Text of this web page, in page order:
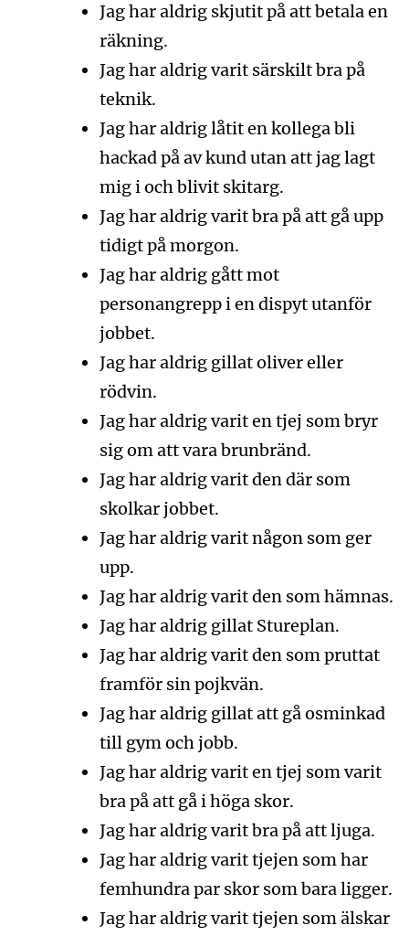
Jag har aldrig skjutit på att betala en
räkning.
Jag har aldrig varit särskilt bra på
teknik.
Jag har aldrig låtit en kollega bli
hackad på av kund utan att jag lagt
mig i och blivit skitarg.
Jag har aldrig varit bra på att gå upp
tidigt på morgon.
Jag har aldrig gått mot
personangrepp i en dispyt utanför
jobbet.
Jag har aldrig gillat oliver eller
rödvin.
Jag har aldrig varit en tjej som bryr
sig om att vara brunbränd.
Jag har aldrig varit den där som
skolkar jobbet.
Jag har aldrig varit någon som ger
upp.
Jag har aldrig varit den som hämnas.
Jag har aldrig gillat Stureplan.
Jag har aldrig varit den som pruttat
framför sin pojkvän.
Jag har aldrig gillat att gå osminkad
till gym och jobb.
Jag har aldrig varit en tjej som varit
bra på att gå i höga skor.
Jag har aldrig varit bra på att ljuga.
Jag har aldrig varit tjejen som har
femhundra par skor som bara ligger.
Jag har aldrig varit tjejen som älskar